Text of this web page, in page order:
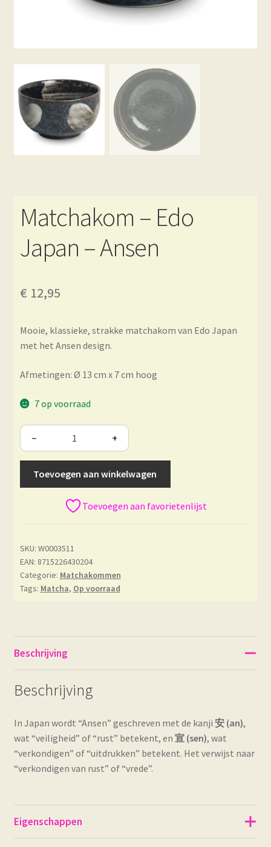
Matchakom – Edo
Japan – Ansen
€ 12,95
Mooie, klassieke, strakke matchakom van Edo Japan
met het Ansen design.
Afmetingen: Ø 13 cm x 7 cm hoog
7 op voorraad
− +
Toevoegen aan winkelwagen
Toevoegen aan favorietenlijst
SKU: W0003511
EAN: 8715226430204
Categorie: Matchakommen
Tags: Matcha, Op voorraad
Beschrijving
Beschrijving
In Japan wordt “Ansen” geschreven met de kanji 安 (an),
wat “veiligheid” of “rust” betekent, en 宣 (sen), wat
“verkondigen” of “uitdrukken” betekent. Het verwijst naar
“verkondigen van rust” of “vrede”.
Eigenschappen